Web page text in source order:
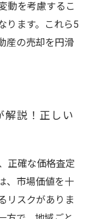
動を考慮するこ
ります。これら5
産の売却を円滑
解説！正しい
正確な価格査定
、市場価値を十
リスクがありま